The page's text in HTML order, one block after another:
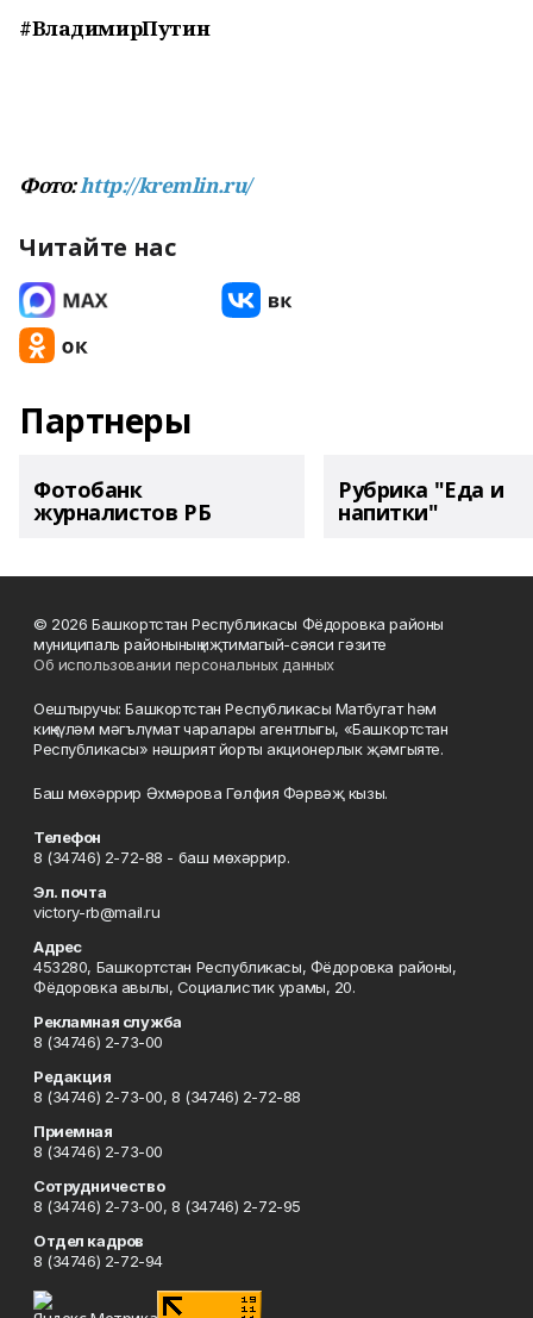
#ВладимирПутин
Фото:http://kremlin.ru/
Читайте нас
Партнеры
Фотобанк
журналистов РБ
Рубрика "Еда и
напитки"
© 2026 Башкортстан Республикасы Фёдоровка районы
муниципаль районының иҗтимагый-сәяси гәзите
Об использовании персональных данных
Оештыручы: Башкортстан Республикасы Матбугат һәм
киңкүләм мәгълүмат чаралары агентлыгы, «Башкортстан
Республикасы» нәшрият йорты акционерлык җәмгыяте.
Баш мөхәррир Әхмәрова Гөлфия Фәрвәҗ кызы.
Телефон
8 (34746) 2-72-88 - баш мөхәррир.
Эл. почта
victory-rb@mail.ru
Адрес
453280, Башкортстан Республикасы, Фёдоровка районы,
Фёдоровка авылы, Социалистик урамы, 20.
Рекламная служба
8 (34746) 2-73-00
Редакция
8 (34746) 2-73-00, 8 (34746) 2-72-88
Приемная
8 (34746) 2-73-00
Сотрудничество
8 (34746) 2-73-00, 8 (34746) 2-72-95
Отдел кадров
8 (34746) 2-72-94